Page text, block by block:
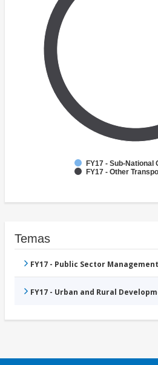
FY17 - Sub-National
FY17 - Other
Temas
FY17 - Public Sector Management
FY17 - Urban and Rural